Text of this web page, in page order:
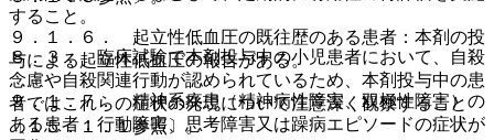
９．１．６． 起立性低血圧の既往歴のある患者：本剤の投
与による起立性低血圧の報告がある。
９．１．７． 精神系疾患（精神病性障害、双極性障害）の
ある患者：行動障害、思考障害又は躁病エピソードの症状が
すること。
８．３． 臨床試験で本剤投与中の小児患者において、自殺
念慮や自殺関連行動が認められているため、本剤投与中の患
者ではこれらの症状の発現について注意深く観察すること
〔１５．１．１参照〕。